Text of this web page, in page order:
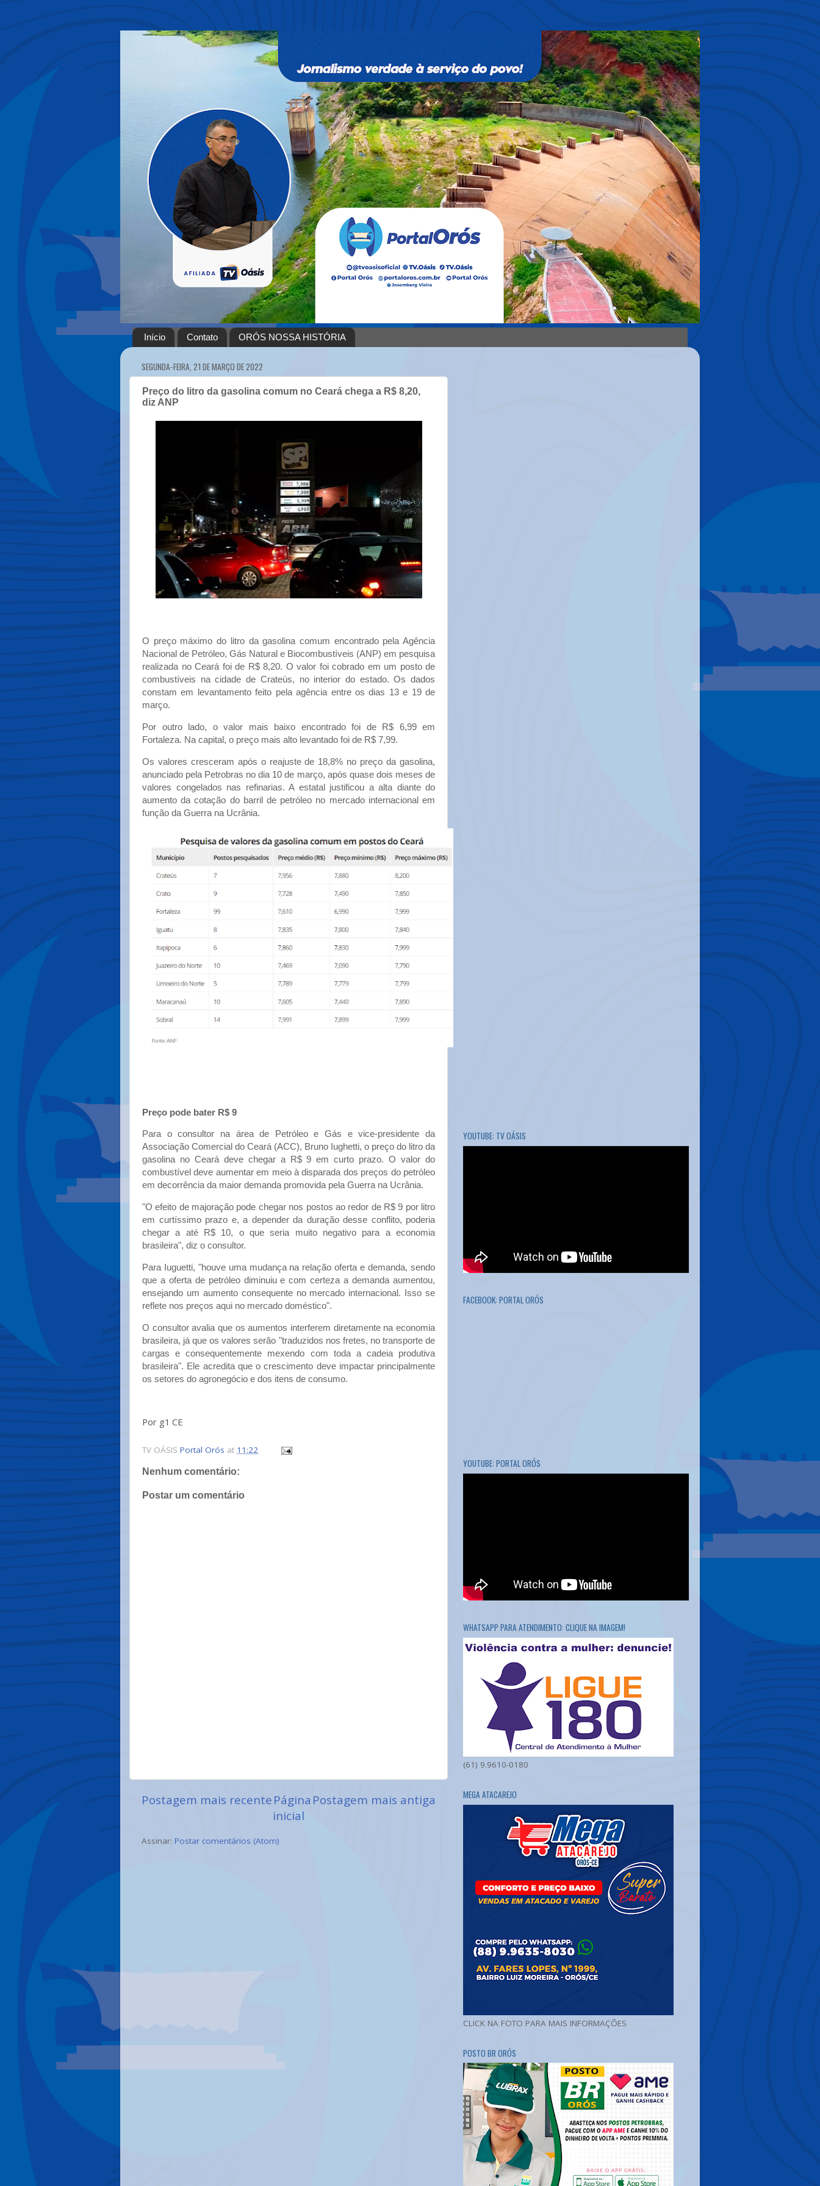
Início Contato ORÓS NOSSA HISTÓRIA
SEGUNDA-FEIRA, 21 DE MARÇO DE 2022
Preço do litro da gasolina comum no Ceará chega a R$ 8,20,
diz ANP
O preço máximo do litro da gasolina comum encontrado pela Agência
Nacional de Petróleo, Gás Natural e Biocombustíveis (ANP) em pesquisa
realizada no Ceará foi de R$ 8,20. O valor foi cobrado em um posto de
combustíveis na cidade de Crateús, no interior do estado. Os dados
constam em levantamento feito pela agência entre os dias 13 e 19 de
março.
Por outro lado, o valor mais baixo encontrado foi de R$ 6,99 em
Fortaleza. Na capital, o preço mais alto levantado foi de R$ 7,99.
Os valores cresceram após o reajuste de 18,8% no preço da gasolina,
anunciado pela Petrobras no dia 10 de março, após quase dois meses de
valores congelados nas refinarias. A estatal justificou a alta diante do
aumento da cotação do barril de petróleo no mercado internacional em
função da Guerra na Ucrânia.
Preço pode bater R$ 9
Para o consultor na área de Petróleo e Gás e vice-presidente da
Associação Comercial do Ceará (ACC), Bruno Iughetti, o preço do litro da
gasolina no Ceará deve chegar a R$ 9 em curto prazo. O valor do
combustível deve aumentar em meio à disparada dos preços do petróleo
em decorrência da maior demanda promovida pela Guerra na Ucrânia.
"O efeito de majoração pode chegar nos postos ao redor de R$ 9 por litro
em curtíssimo prazo e, a depender da duração desse conflito, poderia
chegar a até R$ 10, o que seria muito negativo para a economia
brasileira", diz o consultor.
Para Iuguetti, "houve uma mudança na relação oferta e demanda, sendo
que a oferta de petróleo diminuiu e com certeza a demanda aumentou,
ensejando um aumento consequente no mercado internacional. Isso se
reflete nos preços aqui no mercado doméstico".
O consultor avalia que os aumentos interferem diretamente na economia
brasileira, já que os valores serão "traduzidos nos fretes, no transporte de
cargas e consequentemente mexendo com toda a cadeia produtiva
brasileira". Ele acredita que o crescimento deve impactar principalmente
os setores do agronegócio e dos itens de consumo.
Por g1 CE
TV OÁSIS Portal Orós at 11:22
Nenhum comentário:
Postar um comentário
Postagem mais recente Postagem mais antiga
Página
inicial
Assinar: Postar comentários (Atom)
YOUTUBE: TV OÁSIS
FACEBOOK: PORTAL ORÓS
YOUTUBE: PORTAL ORÓS
WHATSAPP PARA ATENDIMENTO: CLIQUE NA IMAGEM!
(61) 9.9610-0180
MEGA ATACAREJO
CLICK NA FOTO PARA MAIS INFORMAÇÕES
POSTO BR ORÓS